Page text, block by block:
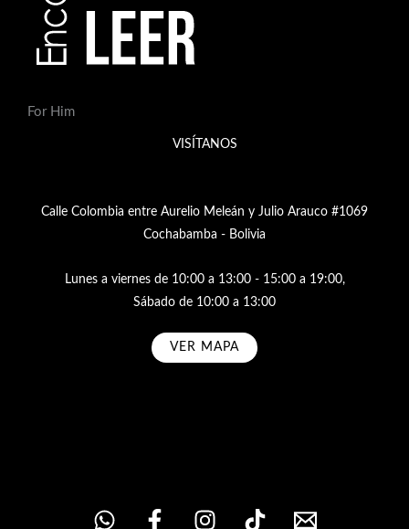
For Him
VISÍTANOS
Calle Colombia entre Aurelio Meleán y Julio Arauco #1069
Cochabamba - Bolivia
Lunes a viernes de 10:00 a 13:00 - 15:00 a 19:00,
Sábado de 10:00 a 13:00
VER MAPA